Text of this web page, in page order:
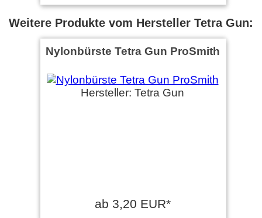
Weitere Produkte vom Hersteller Tetra Gun:
Nylonbürste Tetra Gun ProSmith
Hersteller: Tetra Gun
ab 3,20 EUR*